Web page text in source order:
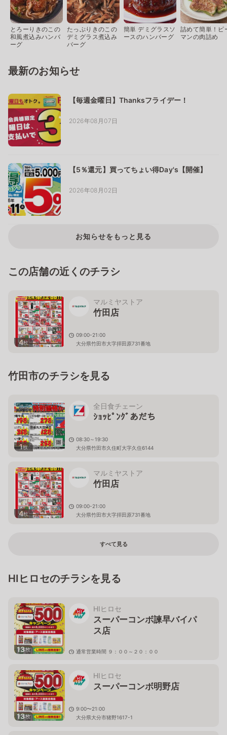
とろーりきのこの
和風煮込みハンバ
ーグ
たっぷりきのこの
デミグラス煮込み
バーグ
簡単 デミグラスソ
ースのハンバーグ
詰めて簡単！ピ
マンの肉詰め
最新のお知らせ
【毎週金曜日】Thanksフライデー！
2026年08月07日
【5％還元】買ってちょい得Day's【開催】
2026年08月02日
お知らせをもっと見る
この店舗の近くのチラシ
4枚
マルミヤストア
竹田店
09:00-21:00
大分県竹田市大字拝田原731番地
竹田市のチラシを見る
1枚
全日食チェーン
ｼｮｯﾋﾟﾝｸﾞあだち
08:30～19:30
大分県竹田市久住町大字久住6144
4枚
マルミヤストア
竹田店
09:00-21:00
大分県竹田市大字拝田原731番地
すべて見る
HIヒロセのチラシを見る
13枚
HIヒロセ
スーパーコンボ諫早バイパ
ス店
通常営業時間 ９：００～２０：００
13枚
HIヒロセ
スーパーコンボ明野店
9:00〜21:00
大分県大分市猪野1617-1